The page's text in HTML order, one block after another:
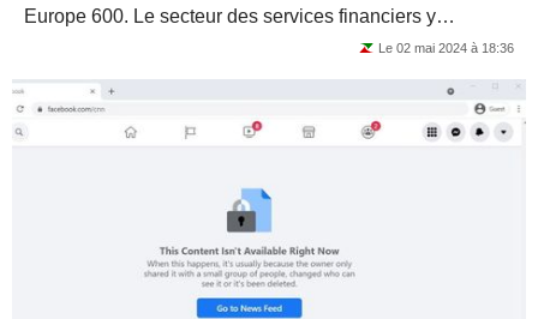
Europe 600. Le secteur des services financiers y
enregistre une ascension fulgurante de...
Le 02 mai 2024 à 18:36